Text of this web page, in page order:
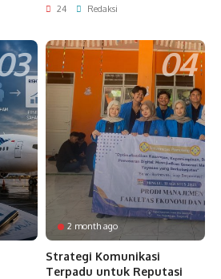
24 Redaksi
2 month ago
Strategi Komunikasi
Terpadu untuk Reputasi